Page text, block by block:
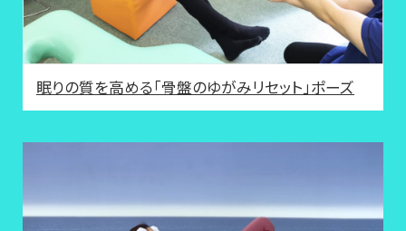
眠りの質を高める「骨盤のゆがみリセット」ポーズ